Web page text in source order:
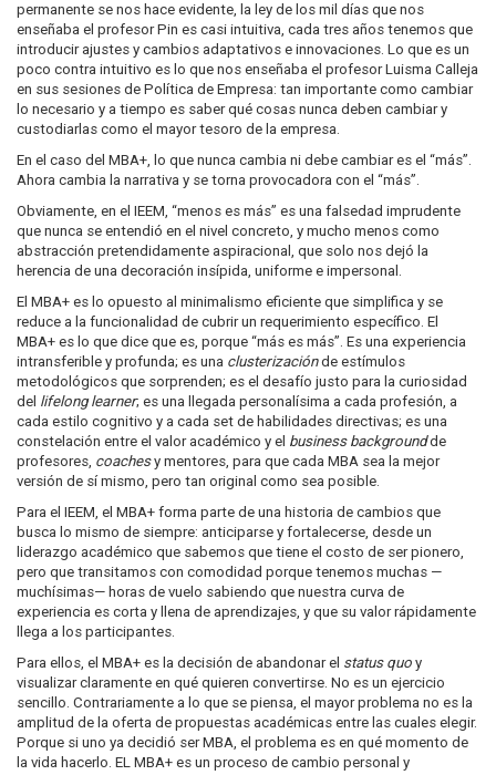
permanente se nos hace evidente, la ley de los mil días que nos
enseñaba el profesor Pin es casi intuitiva, cada tres años tenemos que
introducir ajustes y cambios adaptativos e innovaciones. Lo que es un
poco contra intuitivo es lo que nos enseñaba el profesor Luisma Calleja
en sus sesiones de Política de Empresa: tan importante como cambiar
lo necesario y a tiempo es saber qué cosas nunca deben cambiar y
custodiarlas como el mayor tesoro de la empresa.
En el caso del MBA+, lo que nunca cambia ni debe cambiar es el “más”.
Ahora cambia la narrativa y se torna provocadora con el “más”.
Obviamente, en el IEEM, “menos es más” es una falsedad imprudente
que nunca se entendió en el nivel concreto, y mucho menos como
abstracción pretendidamente aspiracional, que solo nos dejó la
herencia de una decoración insípida, uniforme e impersonal.
El MBA+ es lo opuesto al minimalismo eficiente que simplifica y se
reduce a la funcionalidad de cubrir un requerimiento específico. El
MBA+ es lo que dice que es, porque “más es más”. Es una experiencia
intransferible y profunda; es una clusterizaciónde estímulos
metodológicos que sorprenden; es el desafío justo para la curiosidad
del lifelong learner; es una llegada personalísima a cada profesión, a
cada estilo cognitivo y a cada set de habilidades directivas; es una
constelación entre el valor académico y el business backgroundde
profesores, coachesy mentores, para que cada MBA sea la mejor
versión de sí mismo, pero tan original como sea posible.
Para el IEEM, el MBA+ forma parte de una historia de cambios que
busca lo mismo de siempre: anticiparse y fortalecerse, desde un
liderazgo académico que sabemos que tiene el costo de ser pionero,
pero que transitamos con comodidad porque tenemos muchas —
muchísimas— horas de vuelo sabiendo que nuestra curva de
experiencia es corta y llena de aprendizajes, y que su valor rápidamente
llega a los participantes.
Para ellos, el MBA+ es la decisión de abandonar el status quo y
visualizar claramente en qué quieren convertirse. No es un ejercicio
sencillo. Contrariamente a lo que se piensa, el mayor problema no es la
amplitud de la oferta de propuestas académicas entre las cuales elegir.
Porque si uno ya decidió ser MBA, el problema es en qué momento de
la vida hacerlo. EL MBA+ es un proceso de cambio personal y